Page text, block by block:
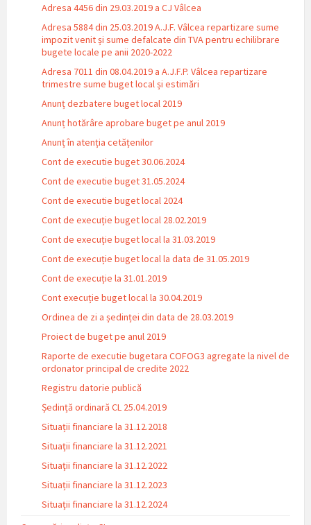
Adresa 4456 din 29.03.2019 a CJ Vâlcea
Adresa 5884 din 25.03.2019 A.J.F. Vâlcea repartizare sume
impozit venit și sume defalcate din TVA pentru echilibrare
bugete locale pe anii 2020-2022
Adresa 7011 din 08.04.2019 a A.J.F.P. Vâlcea repartizare
trimestre sume buget local și estimări
Anunț dezbatere buget local 2019
Anunț hotărâre aprobare buget pe anul 2019
Anunț în atenția cetățenilor
Cont de executie buget 30.06.2024
Cont de executie buget 31.05.2024
Cont de executie buget local 2024
Cont de execuție buget local 28.02.2019
Cont de execuție buget local la 31.03.2019
Cont de execuție buget local la data de 31.05.2019
Cont de execuție la 31.01.2019
Cont execuție buget local la 30.04.2019
Ordinea de zi a ședinței din data de 28.03.2019
Proiect de buget pe anul 2019
Raporte de executie bugetara COFOG3 agregate la nivel de
ordonator principal de credite 2022
Registru datorie publică
Ședință ordinară CL 25.04.2019
Situații financiare la 31.12.2018
Situaţii financiare la 31.12.2021
Situaţii financiare la 31.12.2022
Situații financiare la 31.12.2023
Situaţii financiare la 31.12.2024